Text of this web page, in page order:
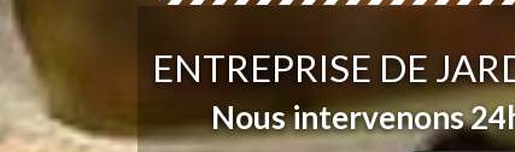
ENTREPRISE DE
Nous intervenons